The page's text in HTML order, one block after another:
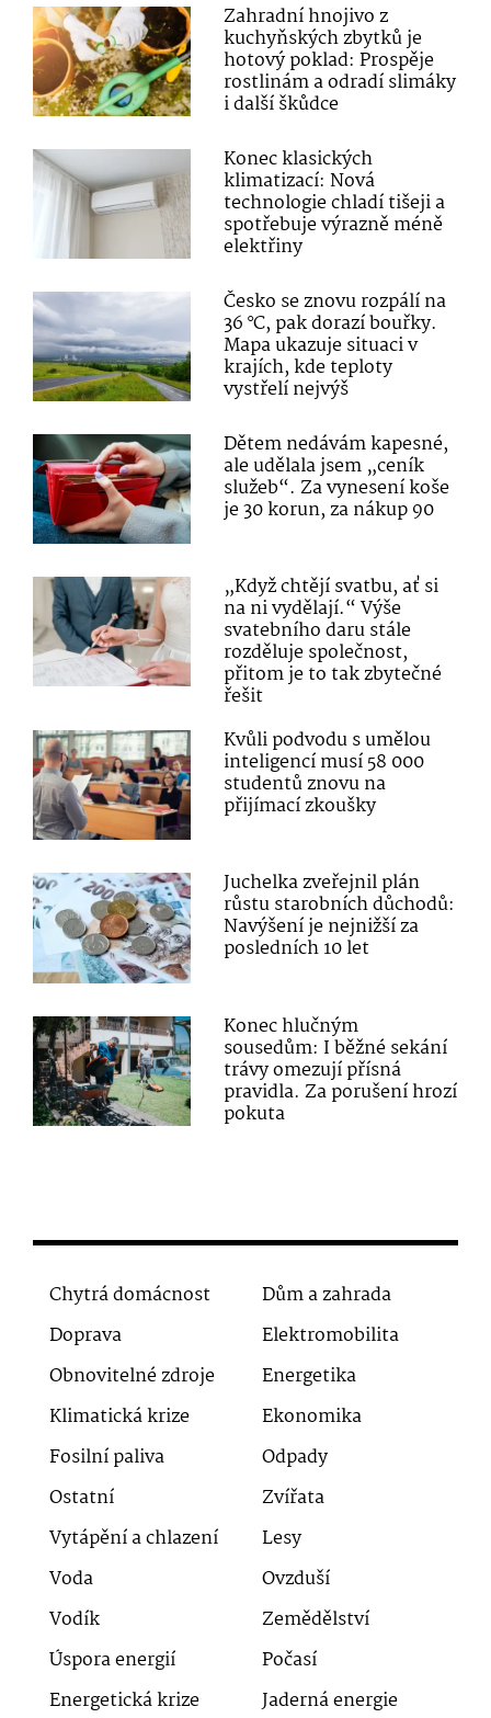
Zahradní hnojivo z
kuchyňských zbytků je
hotový poklad: Prospěje
rostlinám a odradí slimáky
i další škůdce
Konec klasických
klimatizací: Nová
technologie chladí tišeji a
spotřebuje výrazně méně
elektřiny
Česko se znovu rozpálí na
36 °C, pak dorazí bouřky.
Mapa ukazuje situaci v
krajích, kde teploty
vystřelí nejvýš
Dětem nedávám kapesné,
ale udělala jsem „ceník
služeb“. Za vynesení koše
je 30 korun, za nákup 90
„Když chtějí svatbu, ať si
na ni vydělají.“ Výše
svatebního daru stále
rozděluje společnost,
přitom je to tak zbytečné
řešit
Kvůli podvodu s umělou
inteligencí musí 58 000
studentů znovu na
přijímací zkoušky
Juchelka zveřejnil plán
růstu starobních důchodů:
Navýšení je nejnižší za
posledních 10 let
Konec hlučným
sousedům: I běžné sekání
trávy omezují přísná
pravidla. Za porušení hrozí
pokuta
Chytrá domácnost
Dům a zahrada
Doprava
Elektromobilita
Obnovitelné zdroje
Energetika
Klimatická krize
Ekonomika
Fosilní paliva
Odpady
Ostatní
Zvířata
Vytápění a chlazení
Lesy
Voda
Ovzduší
Vodík
Zemědělství
Úspora energií
Počasí
Energetická krize
Jaderná energie